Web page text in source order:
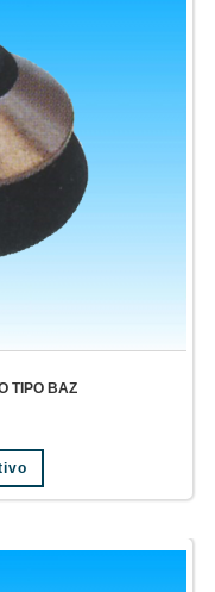
TIPO BAZ